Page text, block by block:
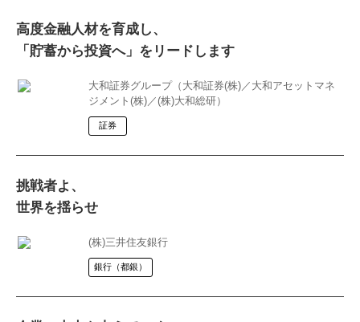
高度金融人材を育成し、
「貯蓄から投資へ」をリードします
大和証券グループ（大和証券(株)／大和アセットマネ
ジメント(株)／(株)大和総研）
証券
挑戦者よ、
世界を揺らせ
(株)三井住友銀行
銀行（都銀）